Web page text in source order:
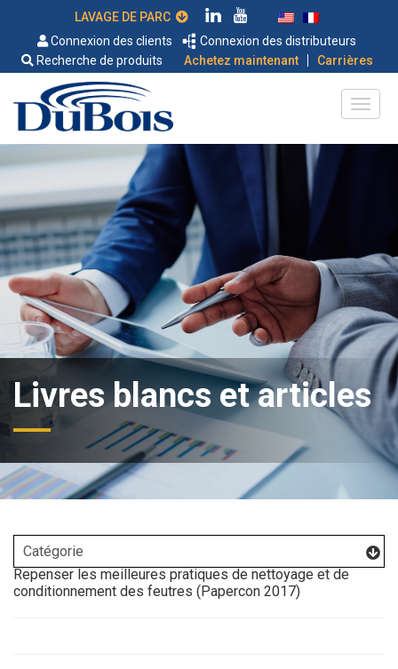
Connexion des clients
Connexion des distributeurs
Recherche de produits
Achetez maintenant | Carrières
Livres blancs et articles
Repenser les meilleures pratiques de nettoyage et de
conditionnement des feutres (Papercon 2017)